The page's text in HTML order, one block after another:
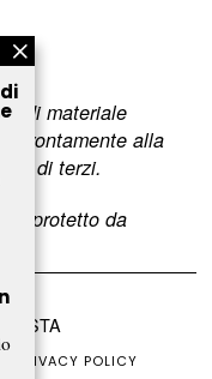
di materiale
prontamente alla
di terzi.
è protetto da
PRIVACY POLICY